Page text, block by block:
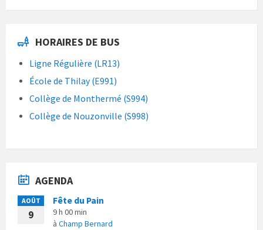
HORAIRES DE BUS
Ligne Régulière (LR13)
École de Thilay (E991)
Collège de Monthermé (S994)
Collège de Nouzonville (S998)
AGENDA
AOÛT
9
Fête du Pain
9 h 00 min
à Champ Bernard